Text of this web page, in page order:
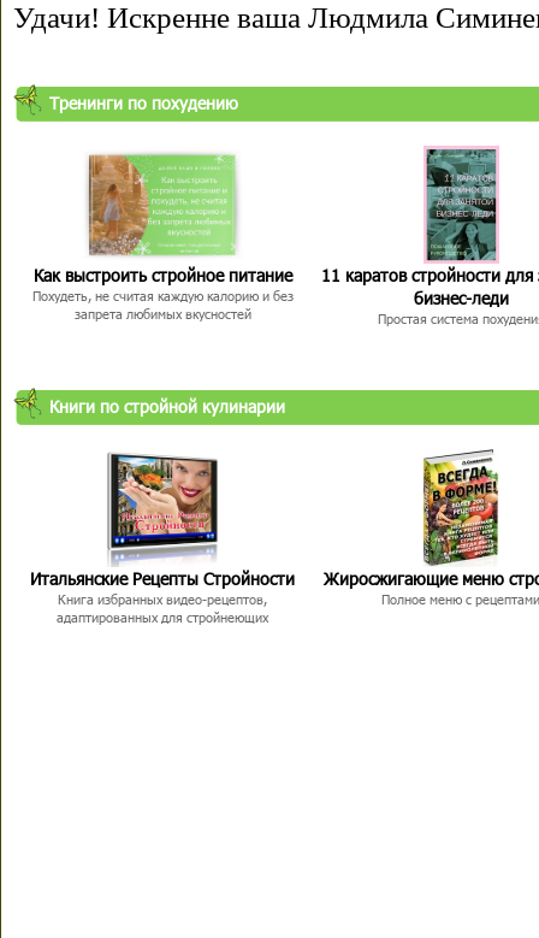
Удачи! Искренне ваша Людмила
Тренинги по похудению
Как выстроить стройное питание
Похудеть, не считая каждую калорию и без
запрета любимых вкусностей
11 каратов стройности для
бизнес-леди
Простая система
Книги по стройной кулинарии
Итальянские Рецепты Стройности
Книга избранных видео-рецептов,
адаптированных для стройнеющих
Жиросжигающие меню
Полное меню с рецептами